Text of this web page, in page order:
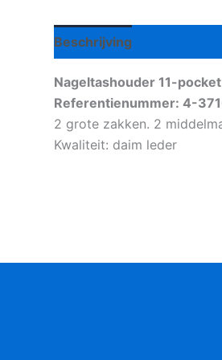
Beschrijving
Nageltashouder 11-pocket
Referentienummer: 4-
2 grote zakken. 2
Kwaliteit: daim leder